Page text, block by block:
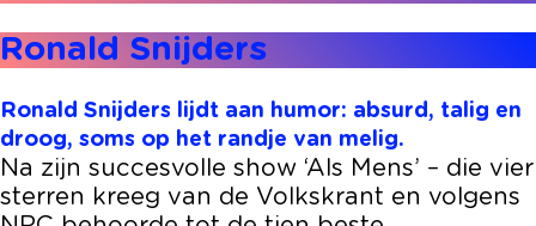
l
d
S
n
i
j
d
n
a
l
d
S
n
i
o
n
a
d
S
n
l
d
S
n
i
j
d
R
o
n
a
l
d
S
Ronald Snijders
Ronald Snijders lijdt aan humor: absurd, talig en
droog, soms op het randje van melig.
Na zijn succesvolle show ‘Als Mens’ – die vier
sterren kreeg van de Volkskrant en volgens